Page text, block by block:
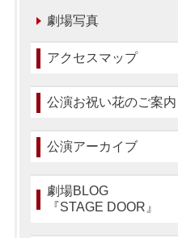
劇場写真
アクセスマップ
公演お祝い花のご案内
公演アーカイブ
劇場BLOG
『STAGE DOOR』